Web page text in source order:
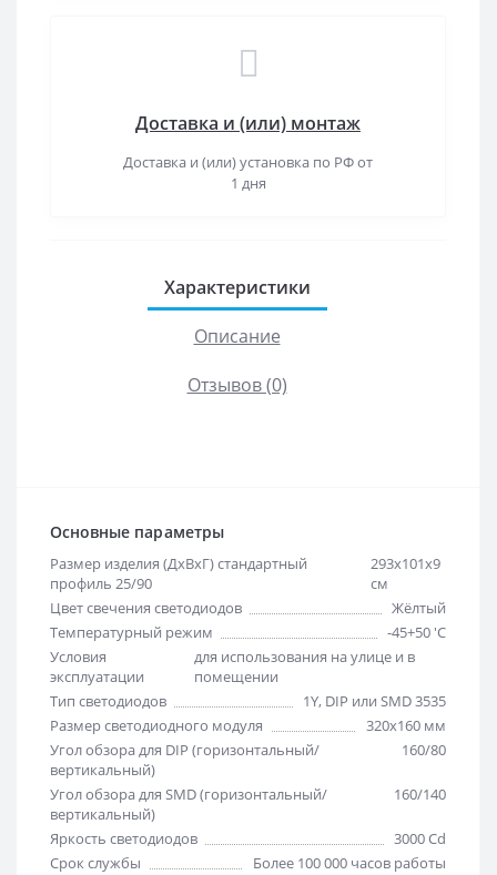
Доставка и (или) монтаж
Доставка и (или) установка по РФ от
1 дня
Характеристики
Описание
Отзывов (0)
Основные параметры
Размер изделия (ДхВхГ) стандартный
профиль 25/90
293х101х9
см
Цвет свечения светодиодов
Жёлтый
Температурный режим
-45+50 'C
Условия
эксплуатации
для использования на улице и в
помещении
Тип светодиодов
1Y, DIP или SMD 3535
Размер светодиодного модуля
320х160 мм
Угол обзора для DIP (горизонтальный/
вертикальный)
160/80
Угол обзора для SMD (горизонтальный/
вертикальный)
160/140
Яркость светодиодов
3000 Cd
Срок службы
Более 100 000 часов работы